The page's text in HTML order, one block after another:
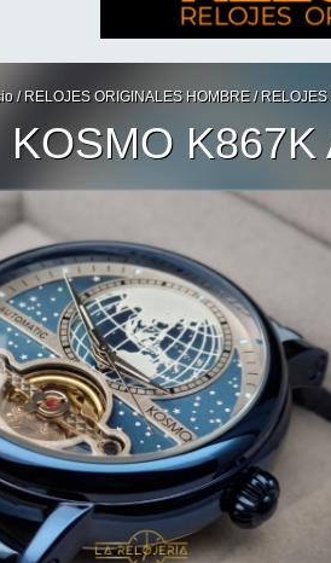
/ RELOJES ORIGINALES HOMBRE / RELOJES
KOSMO